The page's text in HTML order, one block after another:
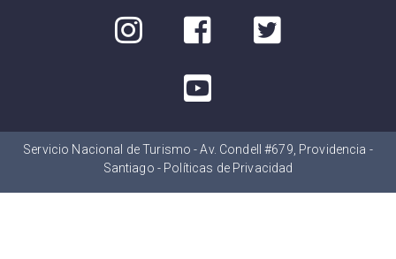
Servicio Nacional de Turismo - Av. Condell #679, Providencia -
Santiago - Políticas de Privacidad